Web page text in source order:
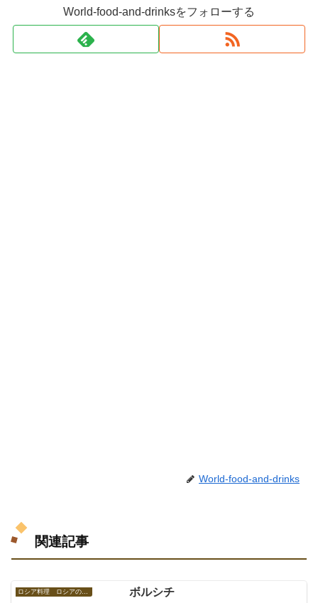
World-food-and-drinksをフォローする
World-food-and-drinks
関連記事
ロシア料理 ロシアの食べ物 ボルシチ